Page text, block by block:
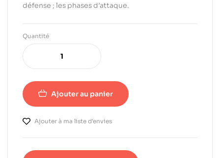
défense ; les phases d’attaque.
Quantité
Ajouter au panier
Ajouter à ma liste d'envies